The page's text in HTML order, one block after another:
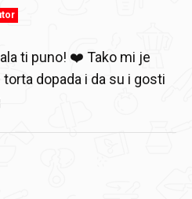
ti puno! ❤️ Tako mi je
dopada i da su i gosti